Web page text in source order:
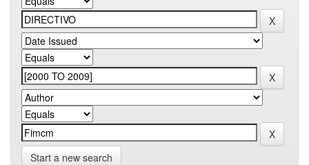
Start a new search